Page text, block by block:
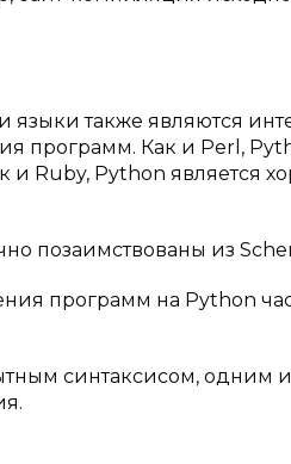
языки также являются
программ. Как и Perl,
и Ruby, Python является
позаимствованы из
программ на Python
синтаксисом,